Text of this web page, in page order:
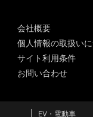
会社概要
個人情報の取扱い
サイト利用条件
お問い合わせ
EV・電動車